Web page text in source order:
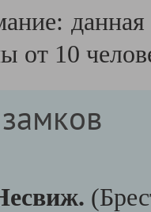
данная
от 10